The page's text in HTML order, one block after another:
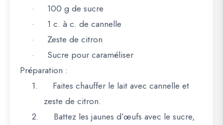
· 100 g de sucre
· 1 c. à c. de cannelle
· Zeste de citron
·
Sucre pour caraméliser
Préparation :
1.
Faites chauffer le lait avec cannelle et
zeste de citron.
2.
Battez les jaunes d’œufs avec le sucre,